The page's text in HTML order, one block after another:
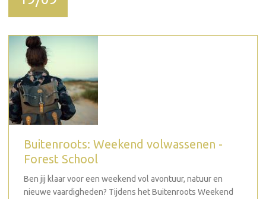
Buitenroots: Weekend volwassenen -
Forest School
Ben jij klaar voor een weekend vol avontuur, natuur en
nieuwe vaardigheden? Tijdens het Buitenroots Weekend